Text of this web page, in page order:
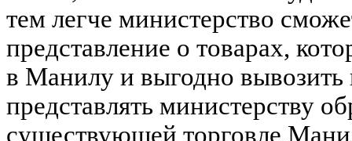
тем легче министерство
представление о товарах,
в Манилу и выгодно
представлять министерству
существующей торговле